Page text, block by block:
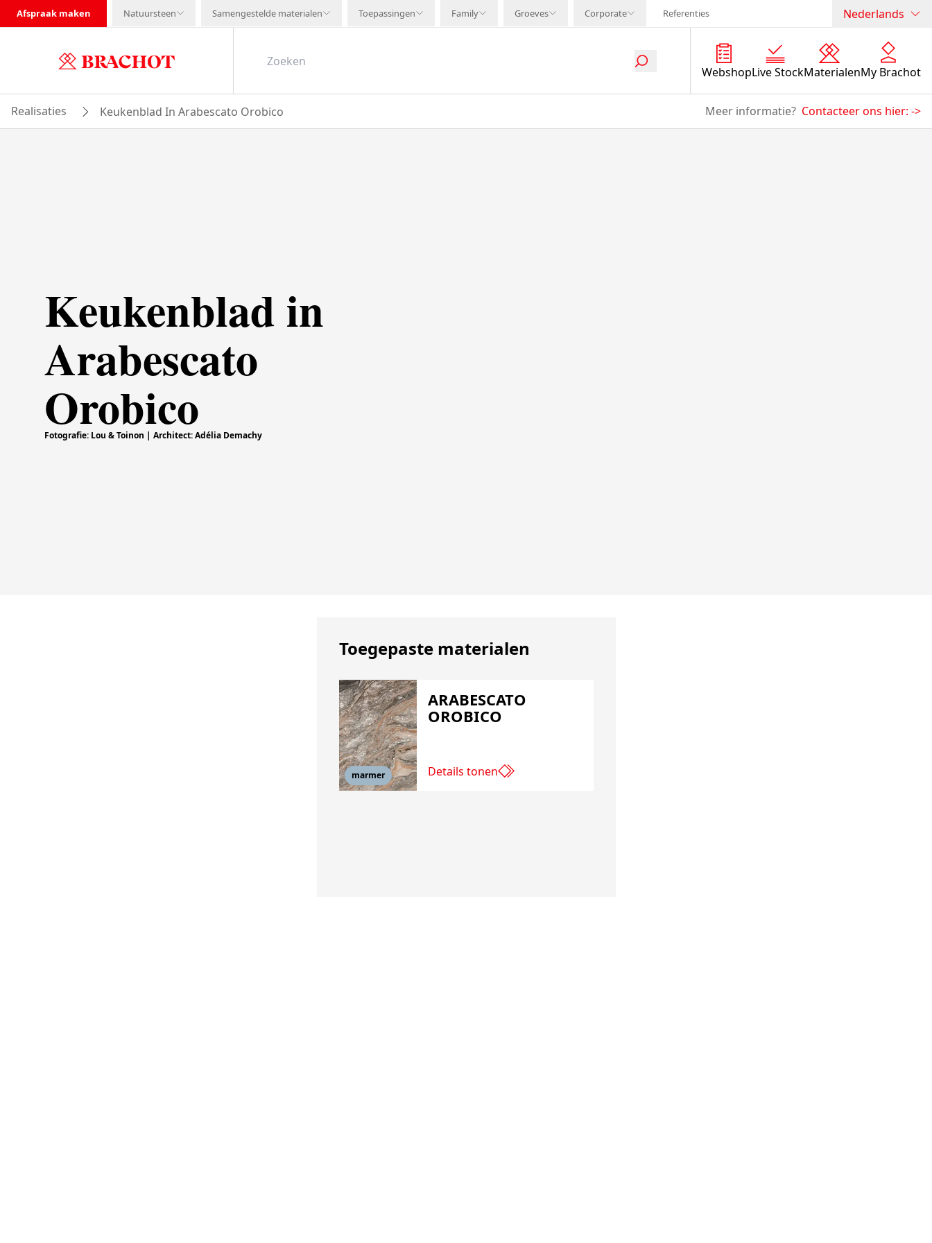
Afspraak maken Natuursteen Samengestelde materialen Toepassingen Family Groeves Corporate Referenties Nederlands
WebshopLive StockMaterialenMy Brachot
Realisaties Keukenblad In Arabescato Orobico Meer informatie? Contacteer ons hier: ->
Keukenblad in
Arabescato
Orobico
Fotografie: Lou & Toinon | Architect: Adélia Demachy
Toegepaste materialen
marmer
ARABESCATO
OROBICO
Details tonen